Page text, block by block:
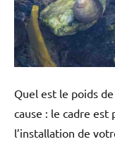
Quel est le poids
cause : le cadre
l’installation de